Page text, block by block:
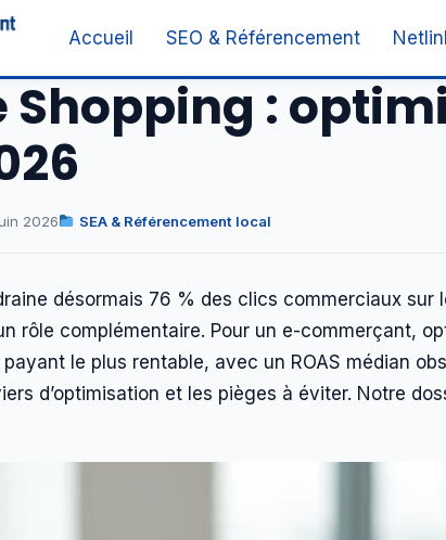
Accueil SEO & Référencement
Shopping :
2026 SEA & Référencement local
désormais 76 % des clics commerciaux
rôle complémentaire. Pour un e-commerçant,
payant le plus rentable, avec un ROAS médian
d’optimisation et les pièges à éviter. Notre